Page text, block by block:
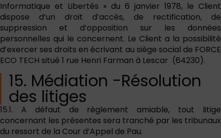
Informatique et Libertés » du 6 janvier 1978, le Client
dispose d’un droit d’accès, de rectification, de
suppression et d’opposition sur les données
personnelles qui le concernent. Le Client a la possibilité
d’exercer ses droits en écrivant au siège social de FORCE
ECO TECH situé 1 rue Henri Farman à Lescar (64230).
15. Médiation -Résolution
des litiges
15.1. A défaut de règlement amiable, tout litige
concernant les présentes sera tranché par les tribunaux
du ressort de la Cour d’Appel de Pau.